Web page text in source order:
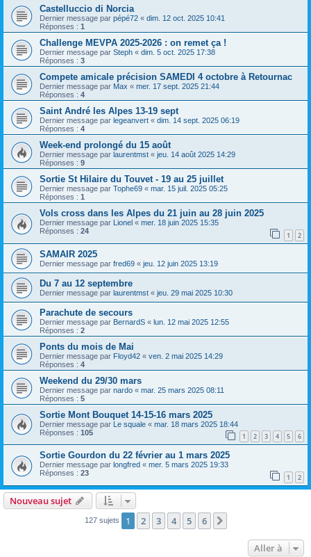
Castelluccio di Norcia
Dernier message par pépé72 « dim. 12 oct. 2025 10:41
Réponses : 1
Challenge MEVPA 2025-2026 : on remet ça !
Dernier message par Steph « dim. 5 oct. 2025 17:38
Réponses : 3
Compete amicale précision SAMEDI 4 octobre à Retournac
Dernier message par Max « mer. 17 sept. 2025 21:44
Réponses : 4
Saint André les Alpes 13-19 sept
Dernier message par legeanvert « dim. 14 sept. 2025 06:19
Réponses : 4
Week-end prolongé du 15 août
Dernier message par laurentmst « jeu. 14 août 2025 14:29
Réponses : 9
Sortie St Hilaire du Touvet - 19 au 25 juillet
Dernier message par Tophe69 « mar. 15 juil. 2025 05:25
Réponses : 1
Vols cross dans les Alpes du 21 juin au 28 juin 2025
Dernier message par Lionel « mer. 18 juin 2025 15:35
Réponses : 24 1 2
SAMAIR 2025
Dernier message par fred69 « jeu. 12 juin 2025 13:19
Du 7 au 12 septembre
Dernier message par laurentmst « jeu. 29 mai 2025 10:30
Parachute de secours
Dernier message par BernardS « lun. 12 mai 2025 12:55
Réponses : 2
Ponts du mois de Mai
Dernier message par Floyd42 « ven. 2 mai 2025 14:29
Réponses : 4
Weekend du 29/30 mars
Dernier message par nardo « mar. 25 mars 2025 08:11
Réponses : 5
Sortie Mont Bouquet 14-15-16 mars 2025
Dernier message par Le squale « mar. 18 mars 2025 18:44
Réponses : 105 1 2 3 4 5 6
Sortie Gourdon du 22 février au 1 mars 2025
Dernier message par longfred « mer. 5 mars 2025 19:33
Réponses : 23 1 2
Nouveau sujet
127 sujets 1 2 3 4 5 6
Aller à